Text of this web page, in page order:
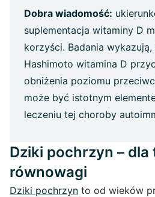
Dobra wiadomość:
suplementacja witaminy D
korzyści. Badania
Hashimoto witamina D
obniżenia poziomu
może być istotnym
leczeniu tej choroby
Dziki pochrzyn – dla
równowagi
Dziki pochrzyn to od wieków